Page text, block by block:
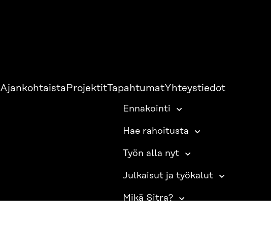
Ajankohtaista ProjektitTapahtumatYhteystiedot
Ennakointi
Hae rahoitusta
Työn alla nyt
Julkaisut ja työkalut
Mikä Sitra?